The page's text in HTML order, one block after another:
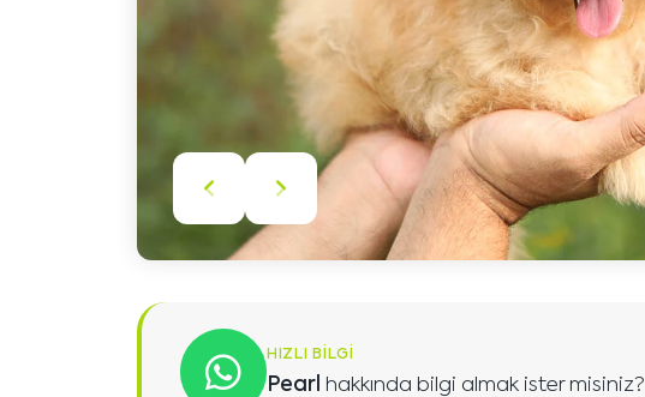
Önceki
içeriği
göster
Sonraki
içeriği
göster
HIZLI BILGI
Pearl hakkında bilgi almak ister misiniz?